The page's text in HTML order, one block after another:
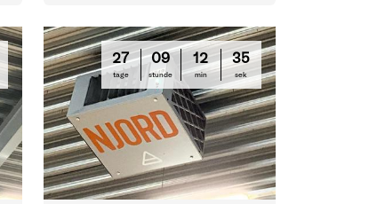
27
tage
09
stunde
12
min
33
sek